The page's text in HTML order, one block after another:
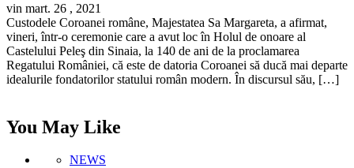
vin mart. 26 , 2021
Custodele Coroanei române, Majestatea Sa Margareta, a afirmat,
vineri, într-o ceremonie care a avut loc în Holul de onoare al
Castelului Peleş din Sinaia, la 140 de ani de la proclamarea
Regatului României, că este de datoria Coroanei să ducă mai departe
idealurile fondatorilor statului român modern. În discursul său, […]
You May Like
NEWS